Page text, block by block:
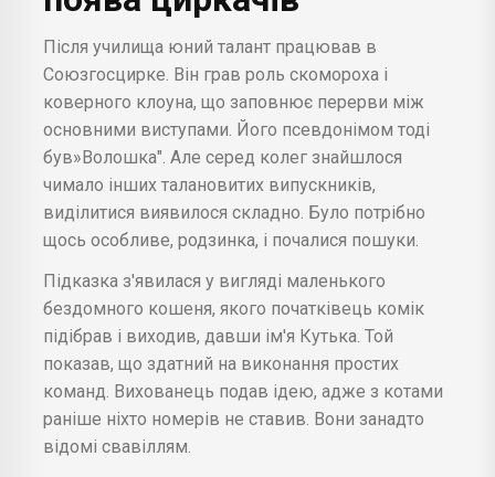
Після училища юний талант працював в
Союзгосцирке. Він грав роль скомороха і
коверного клоуна, що заповнює перерви між
основними виступами. Його псевдонімом тоді
був»Волошка". Але серед колег знайшлося
чимало інших талановитих випускників,
виділитися виявилося складно. Було потрібно
щось особливе, родзинка, і почалися пошуки.
Підказка з'явилася у вигляді маленького
бездомного кошеня, якого початківець комік
підібрав і виходив, давши ім'я Кутька. Той
показав, що здатний на виконання простих
команд. Вихованець подав ідею, адже з котами
раніше ніхто номерів не ставив. Вони занадто
відомі свавіллям.